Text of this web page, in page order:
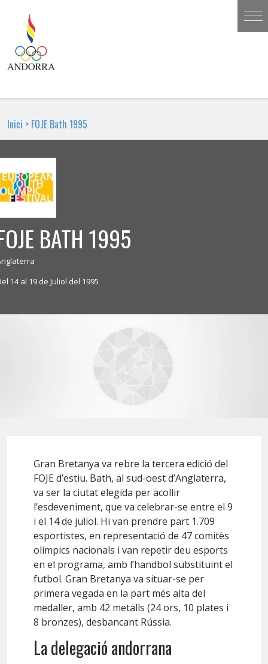
Inici > FOJE Bath 1995
BATH 1995
14 al 19 de Juliol del 1995
Gran Bretanya va rebre la tercera edició del
FOJE d’estiu. Bath, al sud-oest d’Anglaterra,
va ser la ciutat elegida per acollir
l’esdeveniment, que va celebrar-se entre el 9
i el 14 de juliol. Hi van prendre part 1.709
esportistes, en representació de 47 comitès
olímpics nacionals i van repetir deu esports
en el programa, amb l’handbol substituint el
futbol. Gran Bretanya va situar-se per
primera vegada en la part més alta del
medaller, amb 42 metalls (24 ors, 10 plates i
8 bronzes), desbancant Rússia.
La delegació andorrana